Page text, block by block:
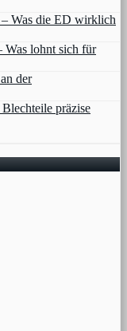
– Was die ED wirklich
Was lohnt sich für
der
präzise